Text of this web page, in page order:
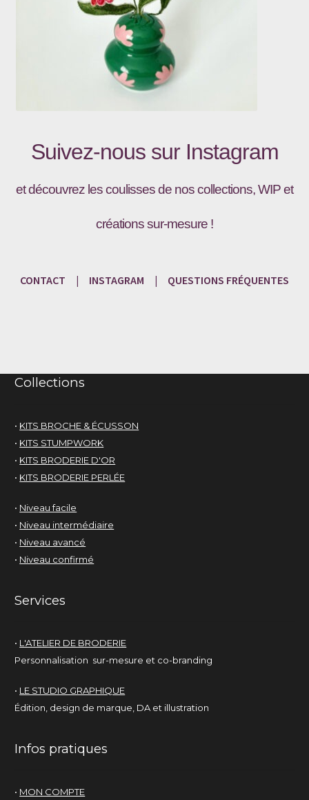
Suivez-nous sur Instagram
et découvrez les coulisses de nos collections, WIP et
créations sur-mesure !
CONTACT | INSTAGRAM | QUESTIONS FRÉQUENTES
Collections
• KITS BROCHE & ÉCUSSON
• KITS STUMPWORK
• KITS BRODERIE D'OR
• KITS BRODERIE PERLÉE
• Niveau facile
• Niveau intermédiaire
• Niveau avancé
• Niveau confirmé
Services
• L'ATELIER DE BRODERIE
Personnalisation sur-mesure et co-branding
• LE STUDIO GRAPHIQUE
Édition, design de marque, DA et illustration
Infos pratiques
• MON COMPTE